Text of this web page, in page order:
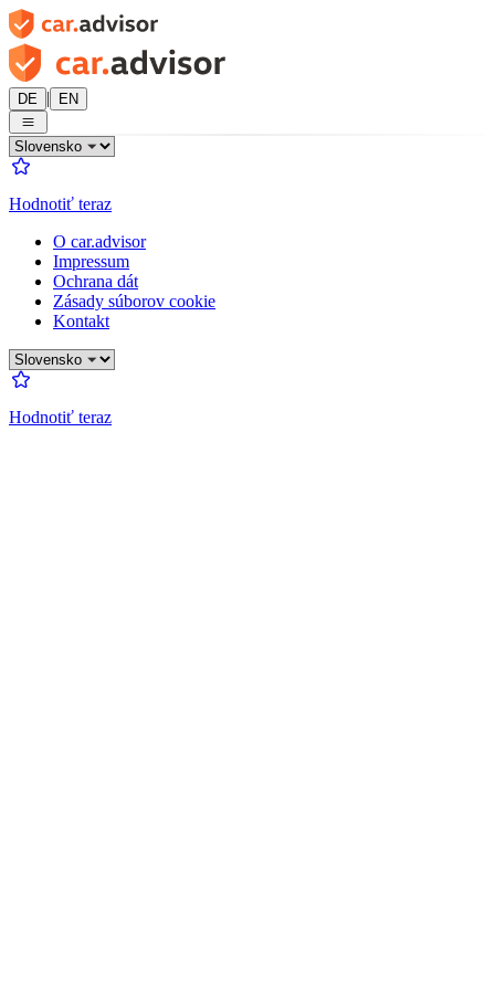
DE | EN
Hodnotiť teraz
O car.advisor
Impressum
Ochrana dát
Zásady súborov cookie
Kontakt
Hodnotiť teraz